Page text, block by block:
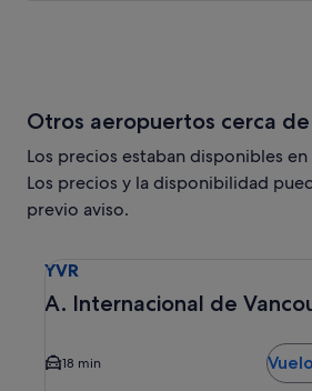
Otros aeropuertos cerca
Los precios estaban disponibles
Los precios y la disponibilidad
previo aviso.
YVR
A. Internacional de
18 min